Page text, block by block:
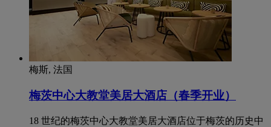
梅斯, 法国
梅茨中心大教堂美居大酒店（春季开业）
18 世纪的梅茨中心大教堂美居大酒店位于梅茨的历史中